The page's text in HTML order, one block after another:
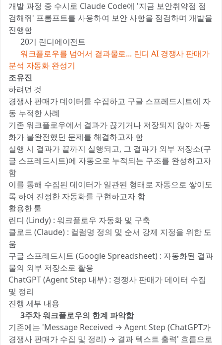
개발 과정 중 수시로 Claude Code에 '지금 보안취약점 점
검해줘' 프롬프트를 사용하여 보안 사항을 점검하며 개발을
진행함
📚 20기 린디에이전트
워크플로우를 넘어서 결과물로... 린디 AI 경쟁사 판매가
분석 자동화 완성기
조유진
하려던 것 📝
경쟁사 판매가 데이터를 수집하고 구글 스프레드시트에 자
동 누적한 사례
기존 워크플로우에서 결과가 끊기거나 저장되지 않아 자동
화가 불완전했던 문제를 해결하고자 함
실행 시 결과가 끝까지 실행되고, 그 결과가 외부 저장소(구
글 스프레드시트)에 자동으로 누적되는 구조를 완성하고자
함
이를 통해 수집된 데이터가 일관된 형태로 자동으로 쌓이도
록 하여 진정한 자동화를 구현하고자 함
활용한 툴 ⚒️
린디 (Lindy) : 워크플로우 자동화 및 구축
클로드 (Claude) : 컬럼명 정의 및 순서 강제 지정을 위한 도
움
구글 스프레드시트 (Google Spreadsheet) : 자동화된 결과
물의 외부 저장소로 활용
ChatGPT (Agent Step 내부) : 경쟁사 판매가 데이터 수집
및 정리
진행 세부 내용 🔍
3주차 워크플로우의 한계 파악함
기존에는 'Message Received → Agent Step (ChatGPT가
경쟁사 판매가 수집 및 정리) → 결과 텍스트 출력' 흐름으로